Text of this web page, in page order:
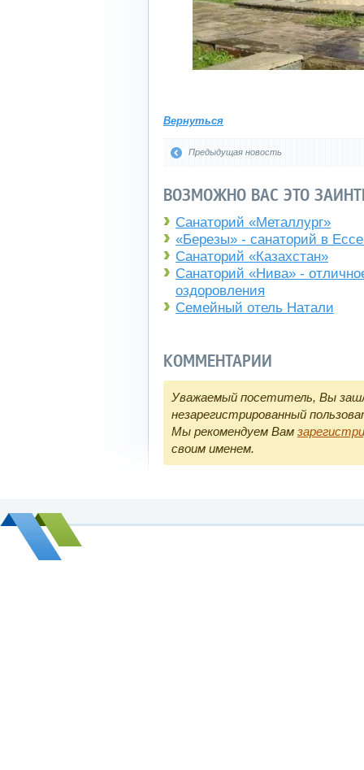
Вернуться
Предыдущая новость
ВОЗМОЖНО ВАС ЭТО
Санаторий «Металлург»
«Березы» - санаторий в
Санаторий «Казахстан»
Санаторий «Нива» -
оздоровления
Семейный отель Натали
КОММЕНТАРИИ
Уважаемый посетитель, Вы
незарегистрированный
Мы рекомендуем Вам
своим именем.